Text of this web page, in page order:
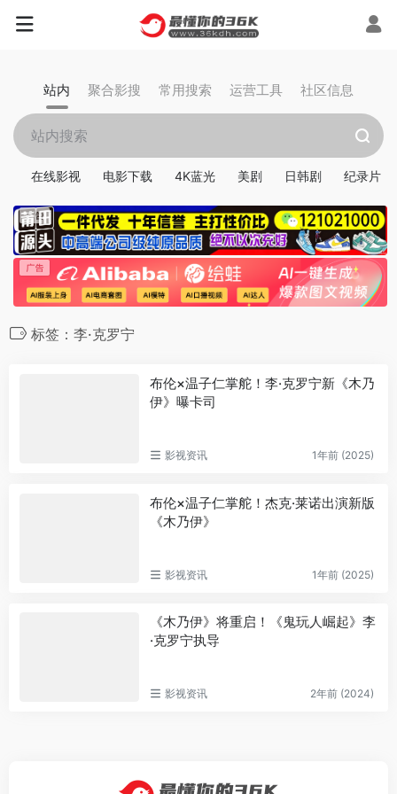
站内 聚合影搜 常用搜索 运营工具 社区信息
在线影视 电影下载 4K蓝光 美剧 日韩剧 纪录片
标签：李·克罗宁
布伦×温子仁掌舵！李·克罗宁新《木乃
伊》曝卡司
影视资讯 1年前 (2025)
布伦×温子仁掌舵！杰克·莱诺出演新版
《木乃伊》
影视资讯 1年前 (2025)
《木乃伊》将重启！《鬼玩人崛起》李
·克罗宁执导
影视资讯 2年前 (2024)